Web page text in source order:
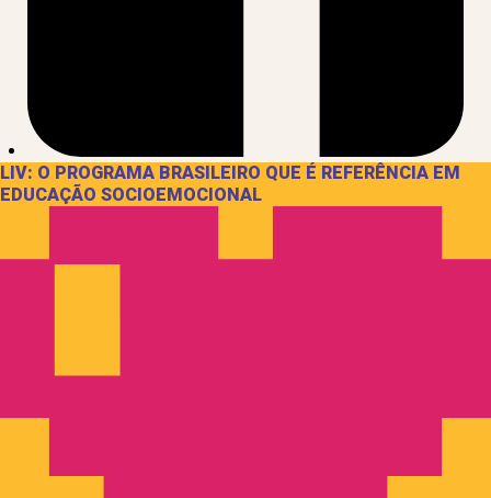
LIV: O PROGRAMA BRASILEIRO QUE É REFERÊNCIA EM
EDUCAÇÃO SOCIOEMOCIONAL